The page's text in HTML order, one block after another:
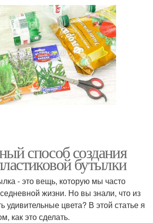
способ создания
бутылки
- это вещь, которую мы часто
жизни. Но вы знали, что из
удивительные цвета? В этой статье я
как это сделать.